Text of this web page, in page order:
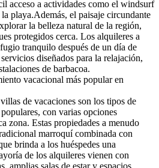
acceso a actividades como el windsurf
playa.Además, el paisaje circundante
la belleza natural de la región,
protegidos cerca. Los alquileres a
tranquilo después de un día de
diseñados para la relajación,
de barbacoa.
vacacional más popular en
de vacaciones son los tipos de
con varias opciones
zona. Estas propiedades a menudo
marroquí combinada con
brinda a los huéspedes una
de los alquileres vienen con